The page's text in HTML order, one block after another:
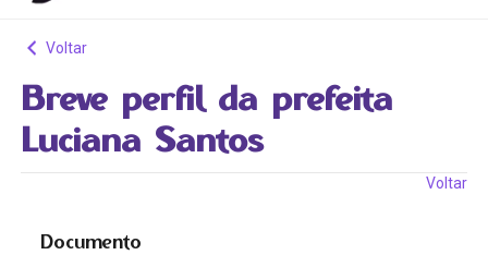
Voltar
Breve perfil da prefeita
Luciana Santos
Voltar
Documento